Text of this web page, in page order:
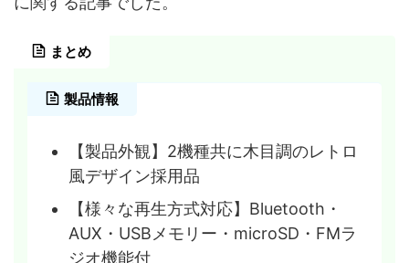
まとめ
製品情報
【製品外観】2機種共に木目調のレトロ
風デザイン採用品
【様々な再生方式対応】Bluetooth・
AUX・USBメモリー・microSD・FMラ
ジオ機能付